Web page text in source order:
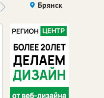
Происшествия Здоровье
Брянск